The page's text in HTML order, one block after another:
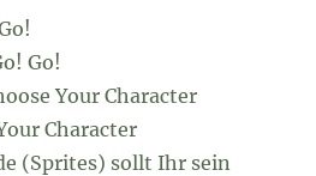
Go!
Your Character
Character
(Sprites) sollt Ihr sein